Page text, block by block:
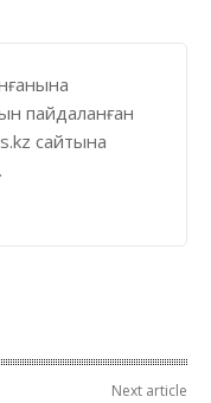
пайдаланған
сайтына
Next article